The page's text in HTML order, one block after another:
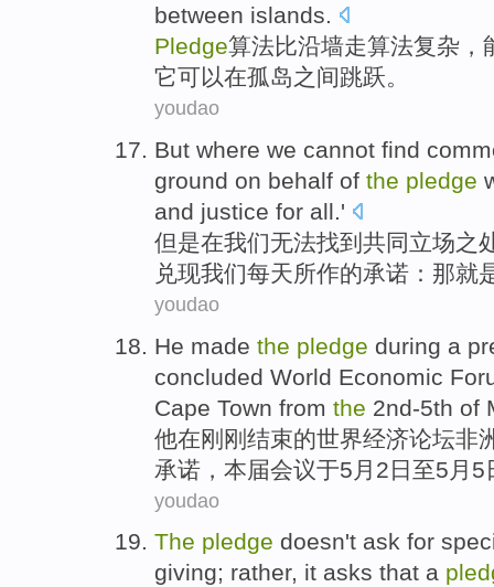
between islands.
Pledge算法比沿墙走算法复杂
它可以在孤岛之间跳跃。
youdao
But where we cannot find
ground on behalf of the pledge
and justice for all.'
但是在我们无法找到 共同立场之
兑现我们每天所作的承诺 ：那就
youdao
He made the pledge during a
concluded World Economic
Cape Town from the 2nd-5th of
他在刚刚结束的世界经济论坛非
承诺 ，本届会议于5 月 2日至5月5
youdao
The pledge doesn't ask for
giving; rather, it asks that a